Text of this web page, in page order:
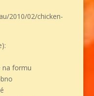
2010/02/chicken-
na formu